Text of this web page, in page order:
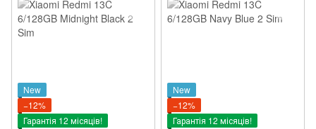
New
−12%
Гарантія 12 місяців!
New
−12%
Гарантія 12 місяців!